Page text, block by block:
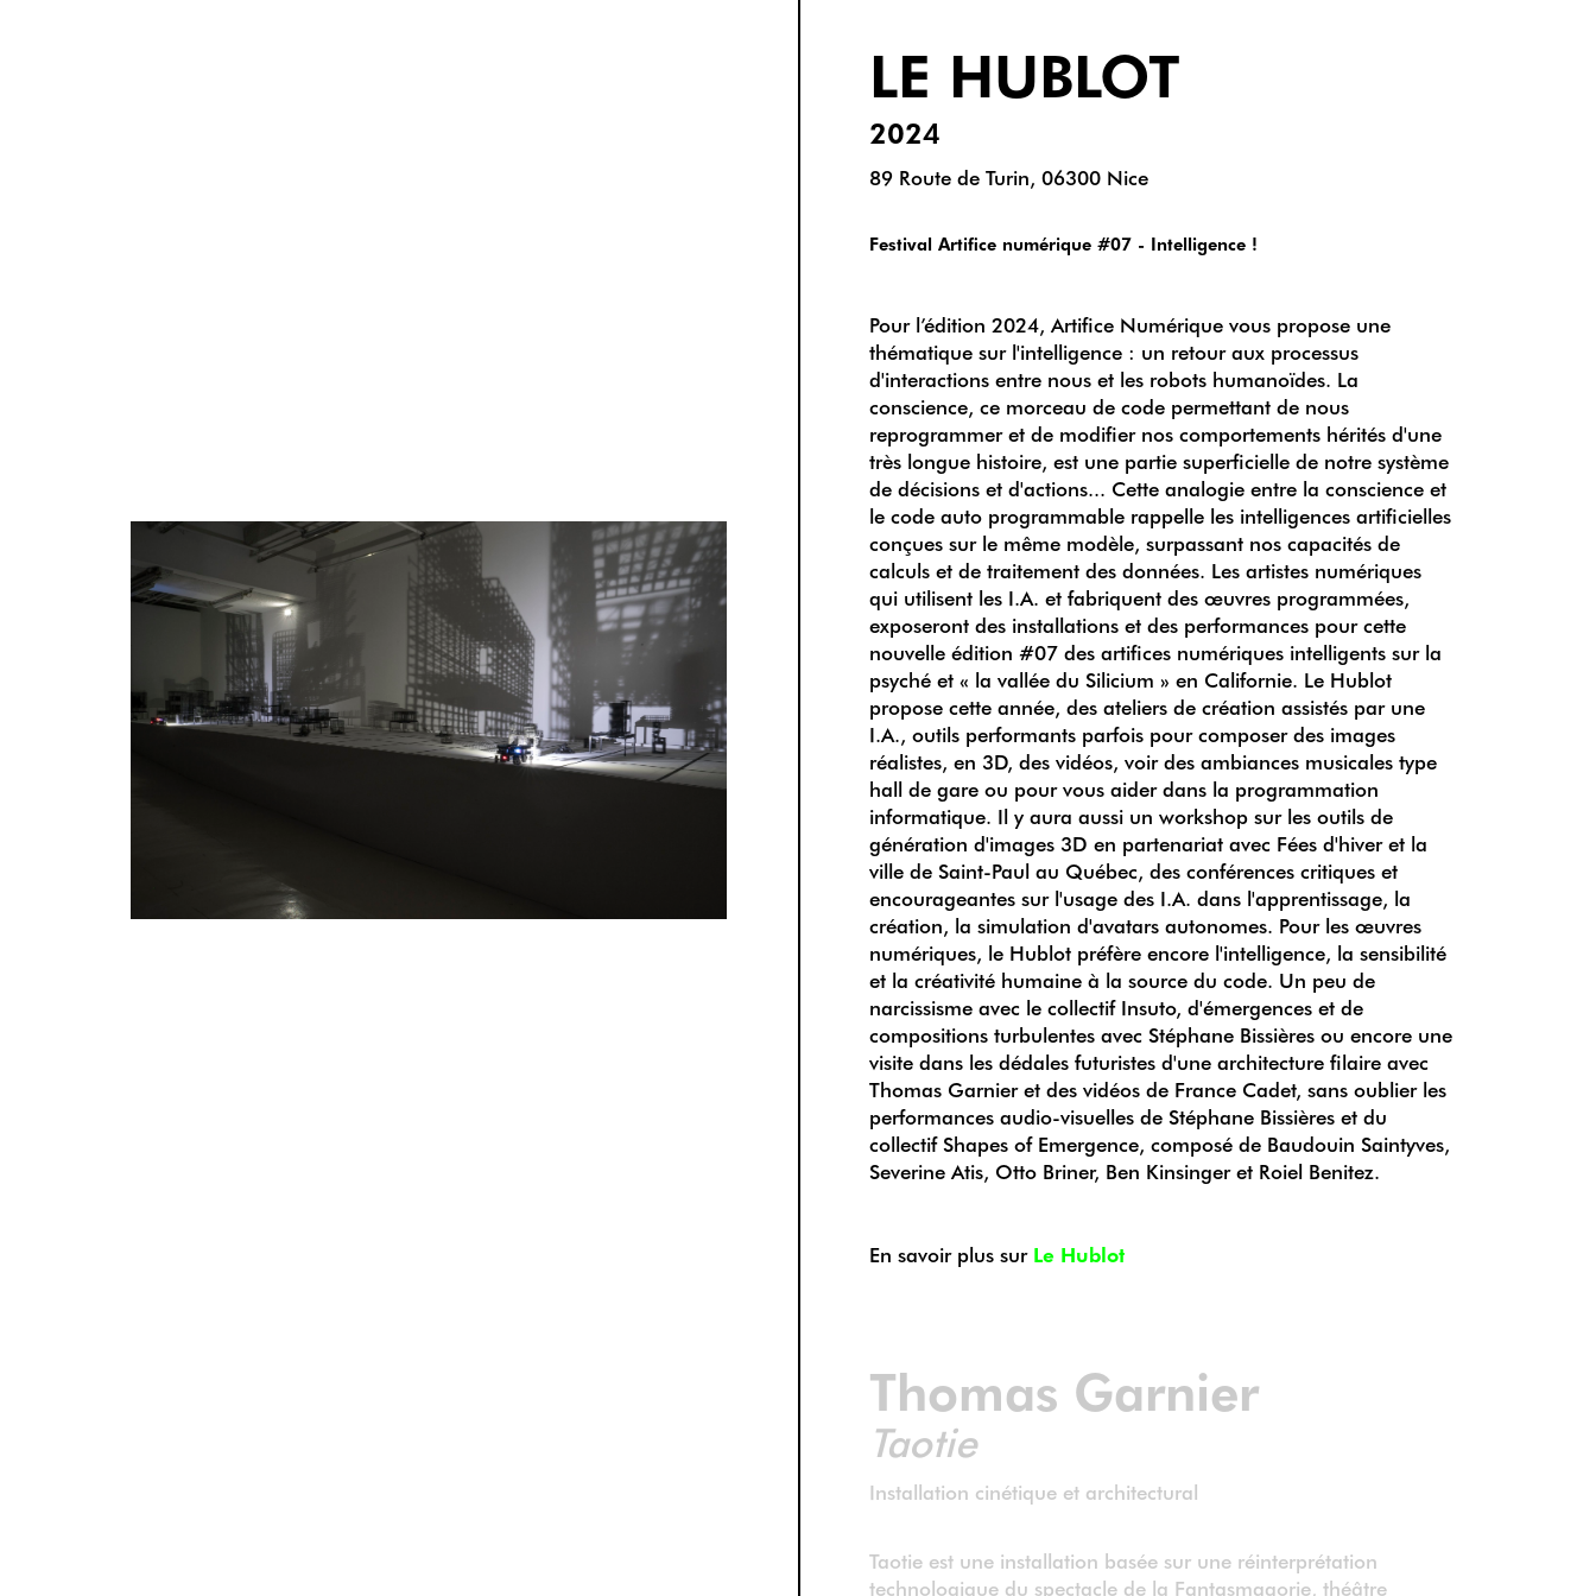
LE HUBLOT
2024
89 Route de Turin, 06300 Nice
Festival Artifice numérique #07 - Intelligence !
Pour l’édition 2024, Artifice Numérique vous propose une
thématique sur l'intelligence : un retour aux processus
d'interactions entre nous et les robots humanoïdes. La
conscience, ce morceau de code permettant de nous
reprogrammer et de modifier nos comportements hérités d'une
très longue histoire, est une partie superficielle de notre système
de décisions et d'actions... Cette analogie entre la conscience et
le code auto programmable rappelle les intelligences artificielles
conçues sur le même modèle, surpassant nos capacités de
calculs et de traitement des données. Les artistes numériques
qui utilisent les I.A. et fabriquent des œuvres programmées,
exposeront des installations et des performances pour cette
nouvelle édition #07 des artifices numériques intelligents sur la
psyché et « la vallée du Silicium » en Californie. Le Hublot
propose cette année, des ateliers de création assistés par une
I.A., outils performants parfois pour composer des images
réalistes, en 3D, des vidéos, voir des ambiances musicales type
hall de gare ou pour vous aider dans la programmation
informatique. Il y aura aussi un workshop sur les outils de
génération d'images 3D en partenariat avec Fées d'hiver et la
ville de Saint-Paul au Québec, des conférences critiques et
encourageantes sur l'usage des I.A. dans l'apprentissage, la
création, la simulation d'avatars autonomes. Pour les œuvres
numériques, le Hublot préfère encore l'intelligence, la sensibilité
et la créativité humaine à la source du code. Un peu de
narcissisme avec le collectif Insuto, d'émergences et de
compositions turbulentes avec Stéphane Bissières ou encore une
visite dans les dédales futuristes d'une architecture filaire avec
Thomas Garnier et des vidéos de France Cadet, sans oublier les
performances audio-visuelles de Stéphane Bissières et du
collectif Shapes of Emergence, composé de Baudouin Saintyves,
Severine Atis, Otto Briner, Ben Kinsinger et Roiel Benitez.
En savoir plus sur Le Hublot
Thomas Garnier
Taotie
Installation cinétique et architectural
Taotie est une installation basée sur une réinterprétation
technologique du spectacle de la Fantasmagorie, théâtre